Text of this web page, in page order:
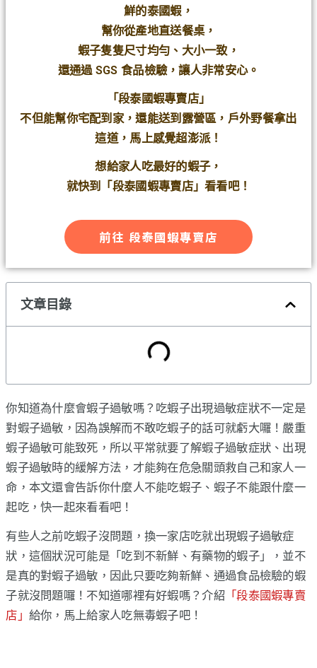
鮮的泰國蝦，
幫你從產地直送餐桌，
蝦子隻隻尺寸均勻、大小一致，
還通過 SGS 食品檢驗，讓人非常安心。
「段泰國蝦專賣店」
不但能幫你宅配到家，還能送到露營區，戶外野餐拿出
這道，馬上感覺超澎派！
想給家人吃最好的蝦子，
就快到「段泰國蝦專賣店」看看吧！
前往 段泰國蝦專賣店
文章目錄
你知道為什麼會蝦子過敏嗎？吃蝦子出現過敏症狀不一定是
對蝦子過敏，因為誤解而不敢吃蝦子的話可就虧大囉！嚴重
蝦子過敏可能致死，所以平常就要了解蝦子過敏症狀、出現
蝦子過敏時的緩解方法，才能夠在危急關頭救自己和家人一
命，本文還會告訴你什麼人不能吃蝦子、蝦子不能跟什麼一
起吃，快一起來看看吧！
有些人之前吃蝦子沒問題，換一家店吃就出現蝦子過敏症
狀，這個狀況可能是「吃到不新鮮、有藥物的蝦子」，並不
是真的對蝦子過敏，因此只要吃夠新鮮、通過食品檢驗的蝦
子就沒問題囉！不知道哪裡有好蝦嗎？介紹「段泰國蝦專賣
店」 給你，馬上給家人吃無毒蝦子吧！